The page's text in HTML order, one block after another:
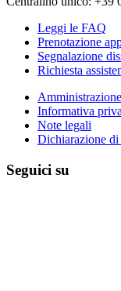
Leggi le FAQ
Prenotazione
Segnalazione
Richiesta
Informativa
Note legali
Dichiarazione di
Seguici su